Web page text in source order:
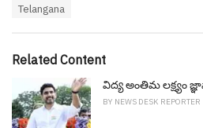
o
r
e
s
:
:
Telangana
Related Content
విద్య అంతిమ లక్ష్యం
BY NEWS DESK REPORTER